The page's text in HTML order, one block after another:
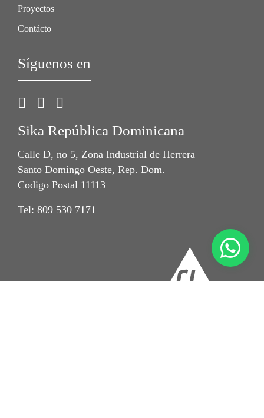
Proyectos
Contácto
Síguenos en
Sika República Dominicana
Calle D, no 5, Zona Industrial de Herrera
Santo Domingo Oeste, Rep. Dom.
Codigo Postal 11113
Tel: 809 530 7171